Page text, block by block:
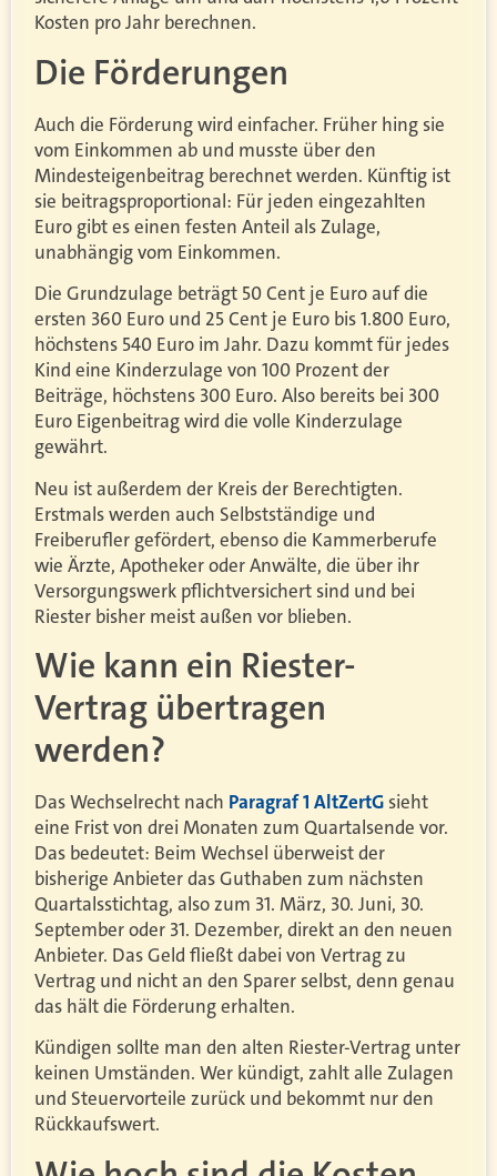
Kosten pro Jahr berechnen.
Die Förderungen
Auch die Förderung wird einfacher. Früher hing sie
vom Einkommen ab und musste über den
Mindesteigenbeitrag berechnet werden. Künftig ist
sie beitragsproportional: Für jeden eingezahlten
Euro gibt es einen festen Anteil als Zulage,
unabhängig vom Einkommen.
Die Grundzulage beträgt 50 Cent je Euro auf die
ersten 360 Euro und 25 Cent je Euro bis 1.800 Euro,
höchstens 540 Euro im Jahr. Dazu kommt für jedes
Kind eine Kinderzulage von 100 Prozent der
Beiträge, höchstens 300 Euro. Also bereits bei 300
Euro Eigenbeitrag wird die volle Kinderzulage
gewährt.
Neu ist außerdem der Kreis der Berechtigten.
Erstmals werden auch Selbstständige und
Freiberufler gefördert, ebenso die Kammerberufe
wie Ärzte, Apotheker oder Anwälte, die über ihr
Versorgungswerk pflichtversichert sind und bei
Riester bisher meist außen vor blieben.
Wie kann ein Riester-
Vertrag übertragen
werden?
Das Wechselrecht nach Paragraf 1 AltZertG sieht
eine Frist von drei Monaten zum Quartalsende vor.
Das bedeutet: Beim Wechsel überweist der
bisherige Anbieter das Guthaben zum nächsten
Quartalsstichtag, also zum 31. März, 30. Juni, 30.
September oder 31. Dezember, direkt an den neuen
Anbieter. Das Geld fließt dabei von Vertrag zu
Vertrag und nicht an den Sparer selbst, denn genau
das hält die Förderung erhalten.
Kündigen sollte man den alten Riester-Vertrag unter
keinen Umständen. Wer kündigt, zahlt alle Zulagen
und Steuervorteile zurück und bekommt nur den
Rückkaufswert.